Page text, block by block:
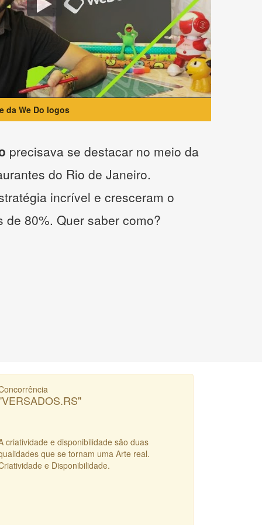
da We Do logos
precisava se destacar no meio da
do Rio de Janeiro.
incrível e cresceram o
de 80%. Quer saber como?
criatividade e disponibilidade são duas
que se tornam uma Arte real.
e Disponibilidade.